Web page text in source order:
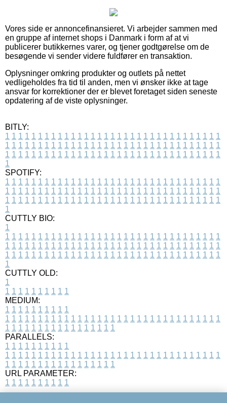
Vores side er annoncefinansieret. Vi arbejder sammen med
en gruppe af internet shops i Danmark i form af at vi
publicerer butikkernes varer, og tjener godtgørelse om de
besøgende vi sender videre fuldfører en transaktion.
Oplysninger omkring produkter og outlets på nettet
vedligeholdes fra tid til anden, men vi ønsker ikke at tage
ansvar for korrektioner der er blevet foretaget siden seneste
opdatering af de viste oplysninger.
BITLY:
1 1 1 1 1 1 1 1 1 1 1 1 1 1 1 1 1 1 1 1 1 1 1 1 1 1 1 1 1 1 1 1 1
1 1 1 1 1 1 1 1 1 1 1 1 1 1 1 1 1 1 1 1 1 1 1 1 1 1 1 1 1 1 1 1 1
1 1 1 1 1 1 1 1 1 1 1 1 1 1 1 1 1 1 1 1 1 1 1 1 1 1 1 1 1 1 1 1 1
1
SPOTIFY:
1 1 1 1 1 1 1 1 1 1 1 1 1 1 1 1 1 1 1 1 1 1 1 1 1 1 1 1 1 1 1 1 1
1 1 1 1 1 1 1 1 1 1 1 1 1 1 1 1 1 1 1 1 1 1 1 1 1 1 1 1 1 1 1 1 1
1 1 1 1 1 1 1 1 1 1 1 1 1 1 1 1 1 1 1 1 1 1 1 1 1 1 1 1 1 1 1 1 1
1
CUTTLY BIO:
1
1 1 1 1 1 1 1 1 1 1 1 1 1 1 1 1 1 1 1 1 1 1 1 1 1 1 1 1 1 1 1 1 1
1 1 1 1 1 1 1 1 1 1 1 1 1 1 1 1 1 1 1 1 1 1 1 1 1 1 1 1 1 1 1 1 1
1 1 1 1 1 1 1 1 1 1 1 1 1 1 1 1 1 1 1 1 1 1 1 1 1 1 1 1 1 1 1 1 1
1
CUTTLY OLD:
1
1 1 1 1 1 1 1 1 1 1
MEDIUM:
1 1 1 1 1 1 1 1 1 1
1 1 1 1 1 1 1 1 1 1 1 1 1 1 1 1 1 1 1 1 1 1 1 1 1 1 1 1 1 1 1 1 1
1 1 1 1 1 1 1 1 1 1 1 1 1 1 1 1 1
PARALLELS:
1 1 1 1 1 1 1 1 1 1
1 1 1 1 1 1 1 1 1 1 1 1 1 1 1 1 1 1 1 1 1 1 1 1 1 1 1 1 1 1 1 1 1
1 1 1 1 1 1 1 1 1 1 1 1 1 1 1 1 1
URL PARAMETER:
1 1 1 1 1 1 1 1 1 1